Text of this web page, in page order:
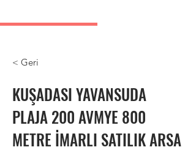
< Geri
KUŞADASI YAVANSUDA
PLAJA 200 AVMYE 800
METRE İMARLI SATILIK ARSA